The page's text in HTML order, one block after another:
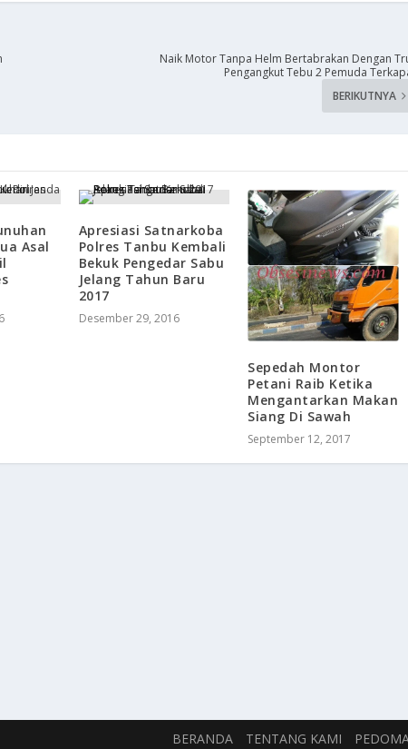
​Naik Motor Tanpa Helm Bertabrakan Dengan
Pengangkut Tebu 2 Pemuda
BERIKUTNYA
Asal
Apresiasi Satnarkoba
Polres Tanbu Kembali
Bekuk Pengedar Sabu
Jelang Tahun Baru
2017
Desember 29, 2016
Sepedah Montor
Petani Raib Ketika
Mengantarkan Makan
Siang Di Sawah
September 12, 2017
BERANDA TENTANG KAMI